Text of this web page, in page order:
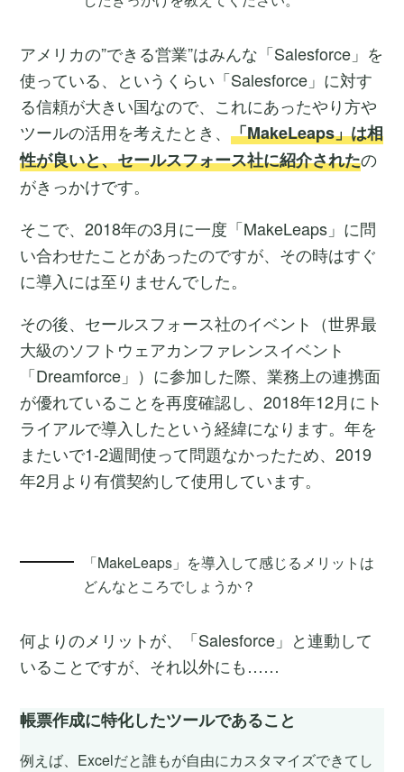
アメリカの”できる営業”はみんな「Salesforce」を
使っている、というくらい「Salesforce」に対す
る信頼が大きい国なので、これにあったやり方や
ツールの活用を考えたとき、「MakeLeaps」は相
性が良いと、セールスフォース社に紹介されたの
がきっかけです。
そこで、2018年の3月に一度「MakeLeaps」に問
い合わせたことがあったのですが、その時はすぐ
に導入には至りませんでした。
その後、セールスフォース社のイベント（世界最
大級のソフトウェアカンファレンスイベント
「Dreamforce」）に参加した際、業務上の連携面
が優れていることを再度確認し、2018年12月にト
ライアルで導入したという経緯になります。年を
またいで1-2週間使って問題なかったため、2019
年2月より有償契約して使用しています。
「MakeLeaps」を導入して感じるメリットは
どんなところでしょうか？
何よりのメリットが、「Salesforce」と連動して
いることですが、それ以外にも……
帳票作成に特化したツールであること
例えば、Excelだと誰もが自由にカスタマイズできてし